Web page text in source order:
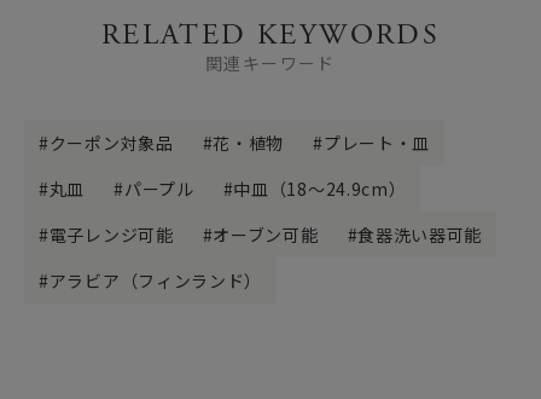
RELATED KEYWORDS
関連キーワード
クーポン対象品 花・植物
プレート・皿
丸皿
パープル
中皿（18～24.9cm）
電子レンジ可能
オーブン可能
食器洗い器可能
アラビア（フィンランド）